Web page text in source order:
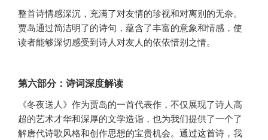
整首诗情感深沉，充满了对友情的珍视和对离别的无奈。
贾岛通过简洁明了的诗句，蕴含了丰富的意象和情感，使
读者能够深切感受到诗人对友人的依依惜别之情。
第六部分：诗词深度解读
《冬夜送人》作为贾岛的一首代表作，不仅展现了诗人高
超的艺术才华和深厚的文学造诣，也为我们提供了一个了
解唐代诗歌风格和创作思想的宝贵机会。通过这首诗，我